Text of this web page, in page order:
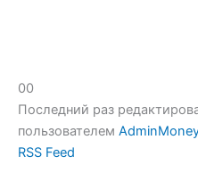
Голосуйте
-
палец
вниз.
0Голосуйте
-
палец
вверх.
0
Последний раз
пользователем
RSS Feed